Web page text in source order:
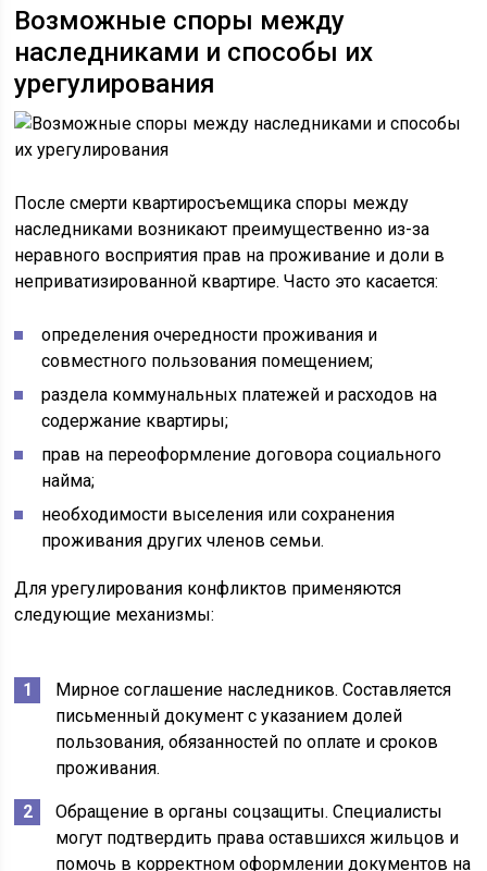
Возможные споры между
наследниками и способы их
урегулирования
После смерти квартиросъемщика споры между
наследниками возникают преимущественно из-за
неравного восприятия прав на проживание и доли в
неприватизированной квартире. Часто это касается:
определения очередности проживания и
совместного пользования помещением;
раздела коммунальных платежей и расходов на
содержание квартиры;
прав на переоформление договора социального
найма;
необходимости выселения или сохранения
проживания других членов семьи.
Для урегулирования конфликтов применяются
следующие механизмы:
Мирное соглашение наследников. Составляется
письменный документ с указанием долей
пользования, обязанностей по оплате и сроков
проживания.
Обращение в органы соцзащиты. Специалисты
могут подтвердить права оставшихся жильцов и
помочь в корректном оформлении документов на